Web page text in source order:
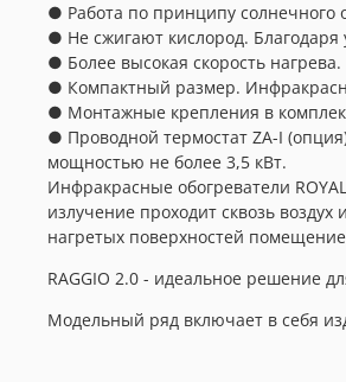
● Работа по принципу солнечного
● Не сжигают кислород. Благодаря
● Более высокая скорость
● Компактный размер.
● Монтажные крепления в
● Проводной термостат ZA-I
мощностью не более 3,5 кВт.
Инфракрасные обогреватели
излучение проходит сквозь
нагретых поверхностей
RAGGIO 2.0 - идеальное решение
Модельный ряд включает в себя